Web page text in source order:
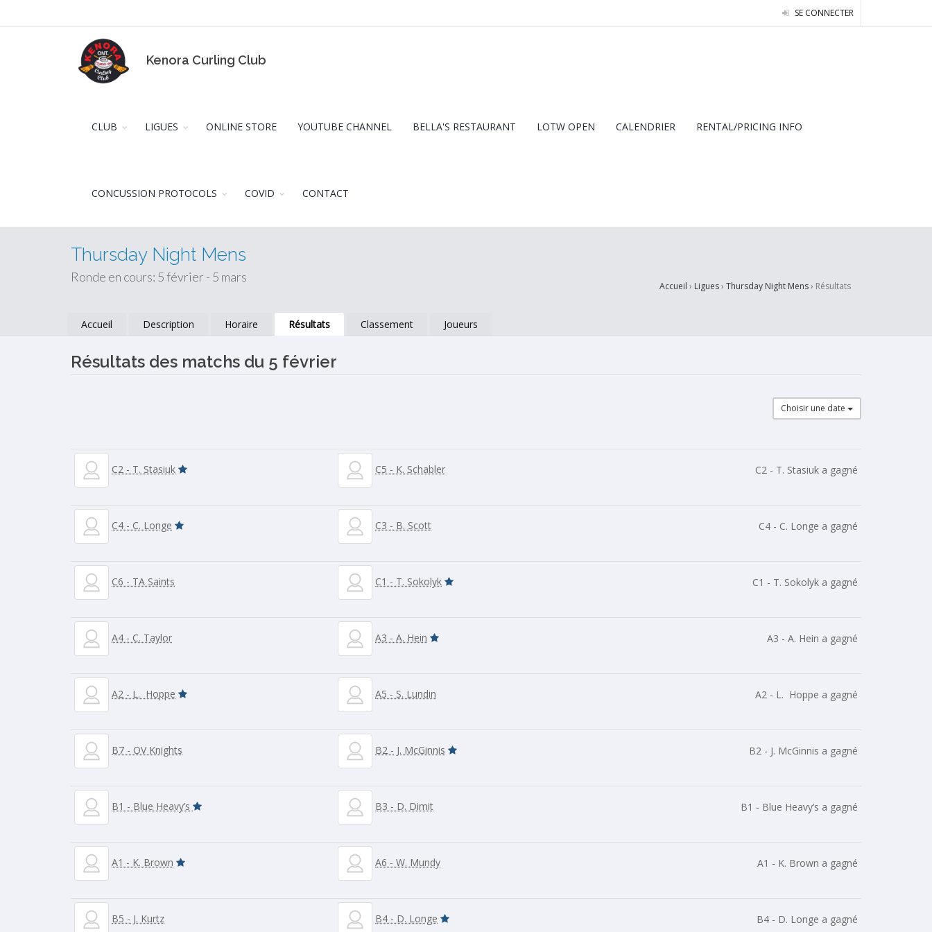
SE CONNECTER
Kenora Curling Club
CLUB LIGUES ONLINE STORE YOUTUBE CHANNEL BELLA'S RESTAURANT LOTW OPEN CALENDRIER RENTAL/PRICING INFO
CONCUSSION PROTOCOLS COVID CONTACT
Thursday Night Mens
Ronde en cours: 5 février - 5 mars
Accueil › Ligues› Thursday Night Mens› Résultats
Accueil Description Horaire Résultats Classement Joueurs
Résultats des matchs du 5 février
Choisir une date
C2 - T. Stasiuk C5 - K. Schabler C2 - T. Stasiuk a gagné
C4 - C. Longe C3 - B. Scott C4 - C. Longe a gagné
C6 - TA Saints C1 - T. Sokolyk C1 - T. Sokolyk a gagné
A4 - C. Taylor A3 - A. Hein A3 - A. Hein a gagné
A2 - L. Hoppe A5 - S. Lundin A2 - L. Hoppe a gagné
B7 - OV Knights B2 - J. McGinnis B2 - J. McGinnis a gagné
B1 - Blue Heavy’s B3 - D. Dimit B1 - Blue Heavy’s a gagné
A1 - K. Brown A6 - W. Mundy A1 - K. Brown a gagné
B5 - J. Kurtz B4 - D. Longe B4 - D. Longe a gagné